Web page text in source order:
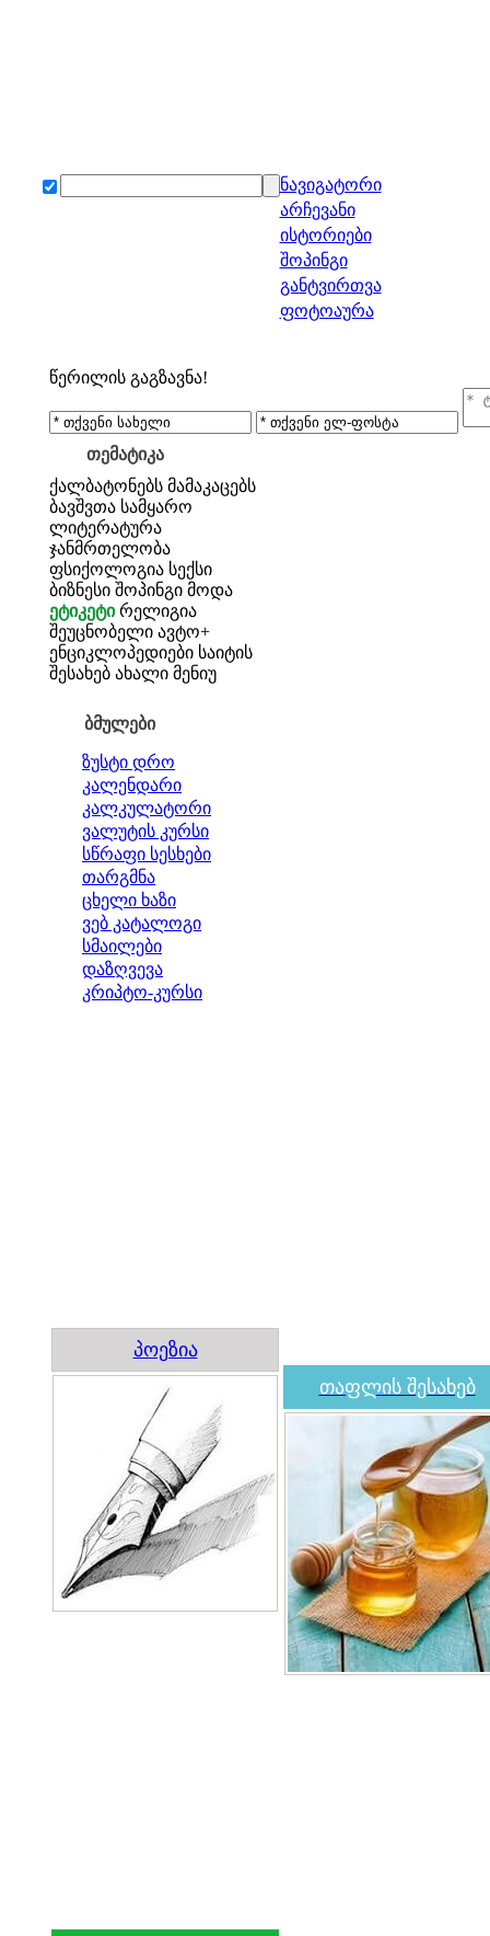
ნავიგატორი
არჩევანი
ისტორიები
შოპინგი
განტვირთვა
ფოტოაურა
წერილის გაგზავნა!
თემატიკა
ქალბატონებს მამაკაცებს
ბავშვთა სამყარო
ლიტერატურა
ჯანმრთელობა
ფსიქოლოგია სექსი
ბიზნესი შოპინგი მოდა
ეტიკეტი რელიგია
შეუცნობელი ავტო+
ენციკლოპედიები საიტის
შესახებ ახალი მენიუ
ბმულები
ზუსტი დრო
კალენდარი
კალკულატორი
ვალუტის კურსი
სწრაფი სესხები
თარგმნა
ცხელი ხაზი
ვებ კატალოგი
სმაილები
დაზღვევა
კრიპტო-კურსი
პოეზია
თაფლის შესახებ